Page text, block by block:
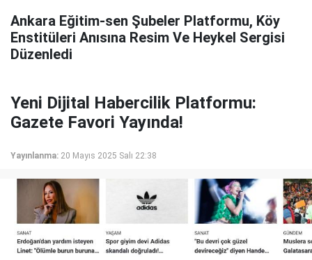
Ankara Eğitim-sen Şubeler Platformu, Köy
Enstitüleri Anısına Resim Ve Heykel Sergisi
Düzenledi
Yeni Dijital Habercilik Platformu:
Gazete Favori Yayında!
Yayınlanma: 20 Mayıs 2025 Salı 22:38